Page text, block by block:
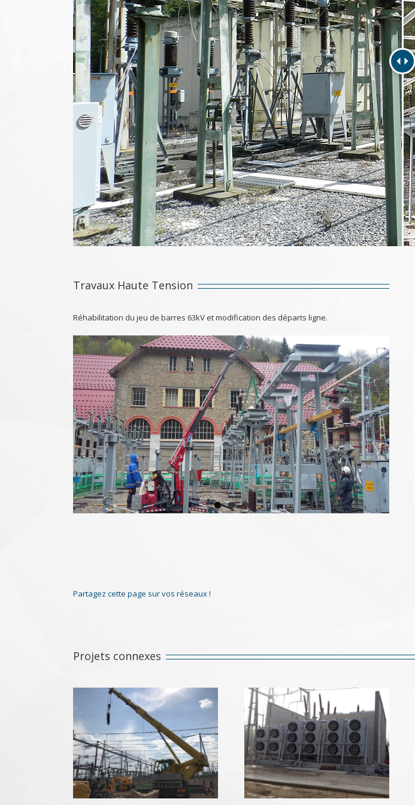
Travaux Haute Tension
Réhabilitation du jeu de barres 63kV et modification des départs ligne.
Partagez cette page sur vos réseaux !
Projets connexes